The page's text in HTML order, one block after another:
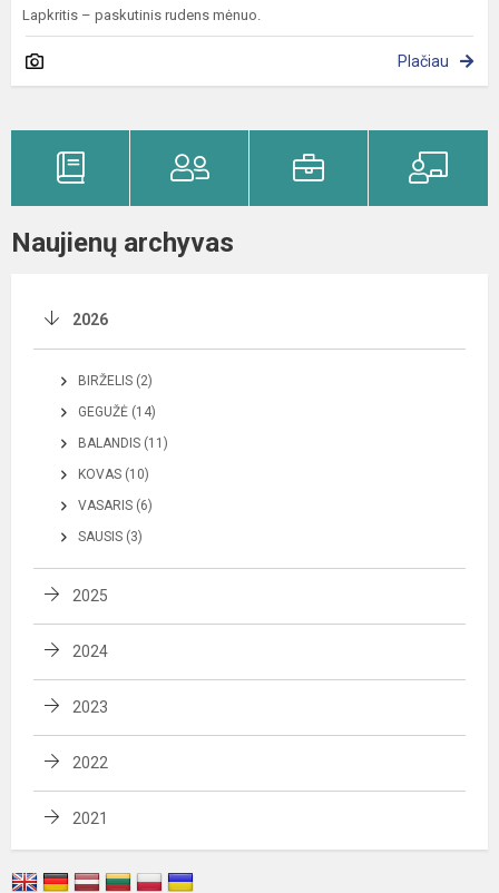
Lapkritis – paskutinis rudens mėnuo.
Plačiau
Naujienų archyvas
2026
BIRŽELIS (2)
GEGUŽĖ (14)
BALANDIS (11)
KOVAS (10)
VASARIS (6)
SAUSIS (3)
2025
2024
2023
2022
2021